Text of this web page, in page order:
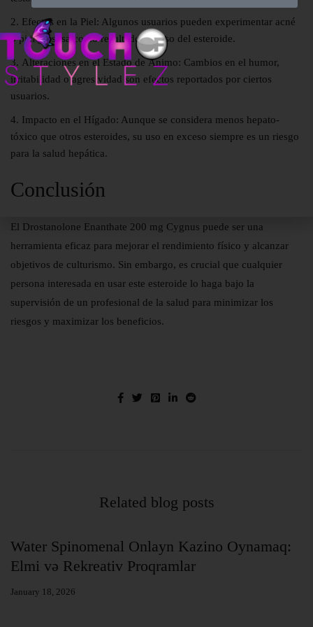
Efectos en la Piel: Algunos usuarios pueden experimentar acné
o piel grasosa como resultado del uso del esteroide.
Alteraciones en el Estado de Ánimo: Cambios en el humor,
irritabilidad o agresividad son efectos reportados por ciertos
usuarios.
Impacto en el Hígado: Aunque se considera menos hepato-
tóxico que otros esteroides, su uso en exceso siempre es un riesgo
para la salud hepática.
Conclusión
El Drostanolone Enanthate 200 mg Cygnus puede ser una
herramienta eficaz para mejorar el rendimiento físico y alcanzar
objetivos de culturismo. Sin embargo, es crucial que cualquier
persona interesada en usar este esteroide lo haga bajo la
supervisión de un profesional de la salud para minimizar los
riesgos y maximizar los beneficios.
Related blog posts
Water Spinomenal Onlayn Kazino Oynamaq:
Elmi və Rekreativ Proqramlar
January 18, 2026